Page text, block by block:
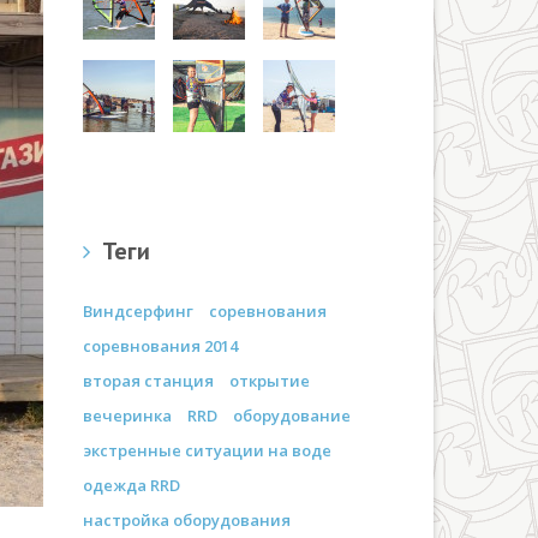
Теги
Виндсерфинг
соревнования
соревнования 2014
вторая станция
открытие
вечеринка
RRD
оборудование
экстренные ситуации на воде
одежда RRD
настройка оборудования